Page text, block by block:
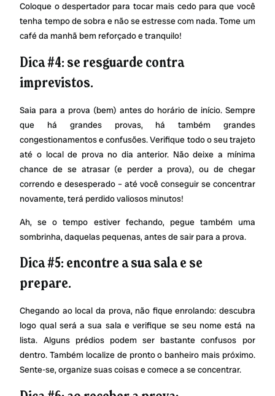
Coloque o despertador para tocar mais cedo para que você
tenha tempo de sobra e não se estresse com nada. Tome um
café da manhã bem reforçado e tranquilo!
Dica #4: se resguarde contra
imprevistos.
Saia para a prova (bem) antes do horário de início. Sempre
que há grandes provas, há também grandes
congestionamentos e confusões. Verifique todo o seu trajeto
até o local de prova no dia anterior. Não deixe a mínima
chance de se atrasar (e perder a prova), ou de chegar
correndo e desesperado – até você conseguir se concentrar
novamente, terá perdido valiosos minutos!
Ah, se o tempo estiver fechando, pegue também uma
sombrinha, daquelas pequenas, antes de sair para a prova.
Dica #5: encontre a sua sala e se
prepare.
Chegando ao local da prova, não fique enrolando: descubra
logo qual será a sua sala e verifique se seu nome está na
lista. Alguns prédios podem ser bastante confusos por
dentro. Também localize de pronto o banheiro mais próximo.
Sente-se, organize suas coisas e comece a se concentrar.